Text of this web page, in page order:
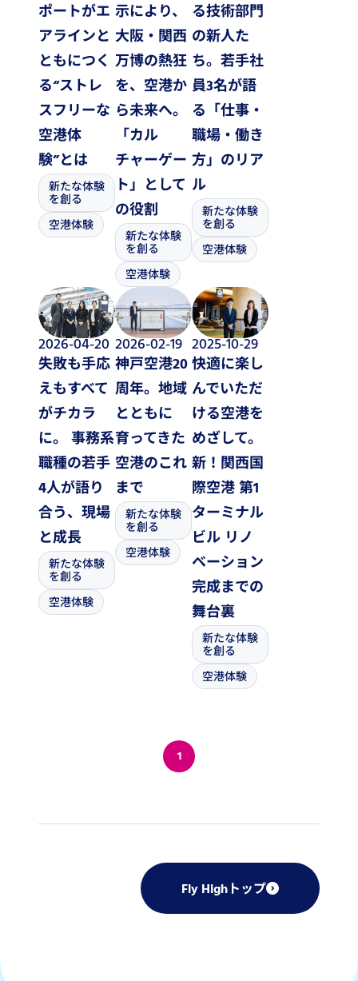
ポートがエ
アラインと
ともにつく
る“ストレ
スフリーな
空港体
験”とは
新たな体験
を創る
空港体験
示により、
大阪・関西
万博の熱狂
を、空港か
ら未来へ。
「カル
チャーゲー
ト」として
の役割
新たな体験
を創る
空港体験
る技術部門
の新人た
ち。若手社
員3名が語
る「仕事・
職場・働き
方」のリア
ル
新たな体験
を創る
空港体験
2026-04-20
失敗も手応
えもすべて
がチカラ
に。 事務系
職種の若手
4人が語り
合う、現場
と成長
新たな体験
を創る
空港体験
2026-02-19
神戸空港20
周年。地域
とともに
育ってきた
空港のこれ
まで
新たな体験
を創る
空港体験
2025-10-29
快適に楽し
んでいただ
ける空港を
めざして。
新！関西国
際空港 第1
ターミナル
ビル リノ
ベーション
完成までの
舞台裏
新たな体験
を創る
空港体験
1
Fly Highトップ